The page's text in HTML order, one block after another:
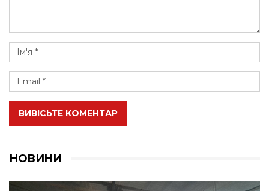
ВИВІСЬТЕ КОМЕНТАР
НОВИНИ